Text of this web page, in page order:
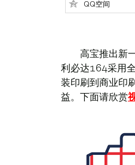
QQ空间
高宝推出新
利必达164采用
装印刷到商业印
益。下面请欣赏